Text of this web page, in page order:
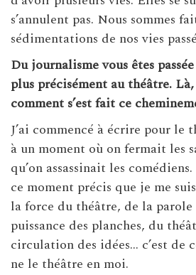
s’annulent pas. Nous sommes
sédimentations de nos vies
Du journalisme vous êtes
plus précisément au théâtre.
comment s’est fait ce
J’ai commencé à écrire pour le
à un moment où on fermait les
qu’on assassinait les comédiens.
ce moment précis que je me
la force du théâtre, de la
puissance des planches, du
circulation des idées… c’est de
ne le théâtre en moi.